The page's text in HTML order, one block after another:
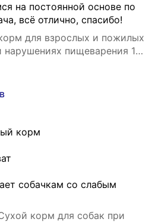
на постоянной основе по
всё отлично, спасибо!
для взрослых и пожилых
нарушениях пищеварения 15
корм
собачкам со слабым
корм для собак при